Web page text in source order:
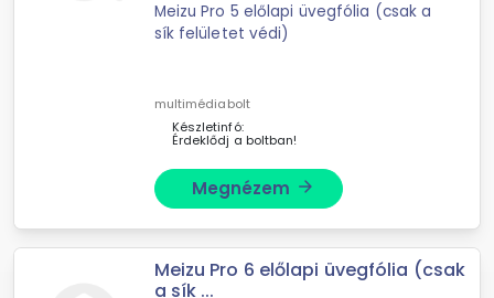
Meizu Pro 5 előlapi üvegfólia (csak a
sík felületet védi)
multimédiabolt
Készletinfó:
Érdeklődj a boltban!
Megnézem arrow_forward
Meizu Pro 6 előlapi üvegfólia (csak
a sík ...